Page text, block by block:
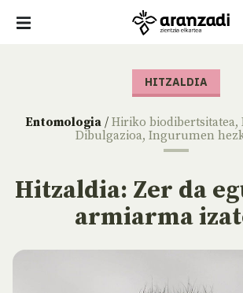
HITZALDIA
Entomologia / Hiriko biodibertsitatea,
Dibulgazioa, Ingurumen
Hitzaldia: Zer da
armiarma